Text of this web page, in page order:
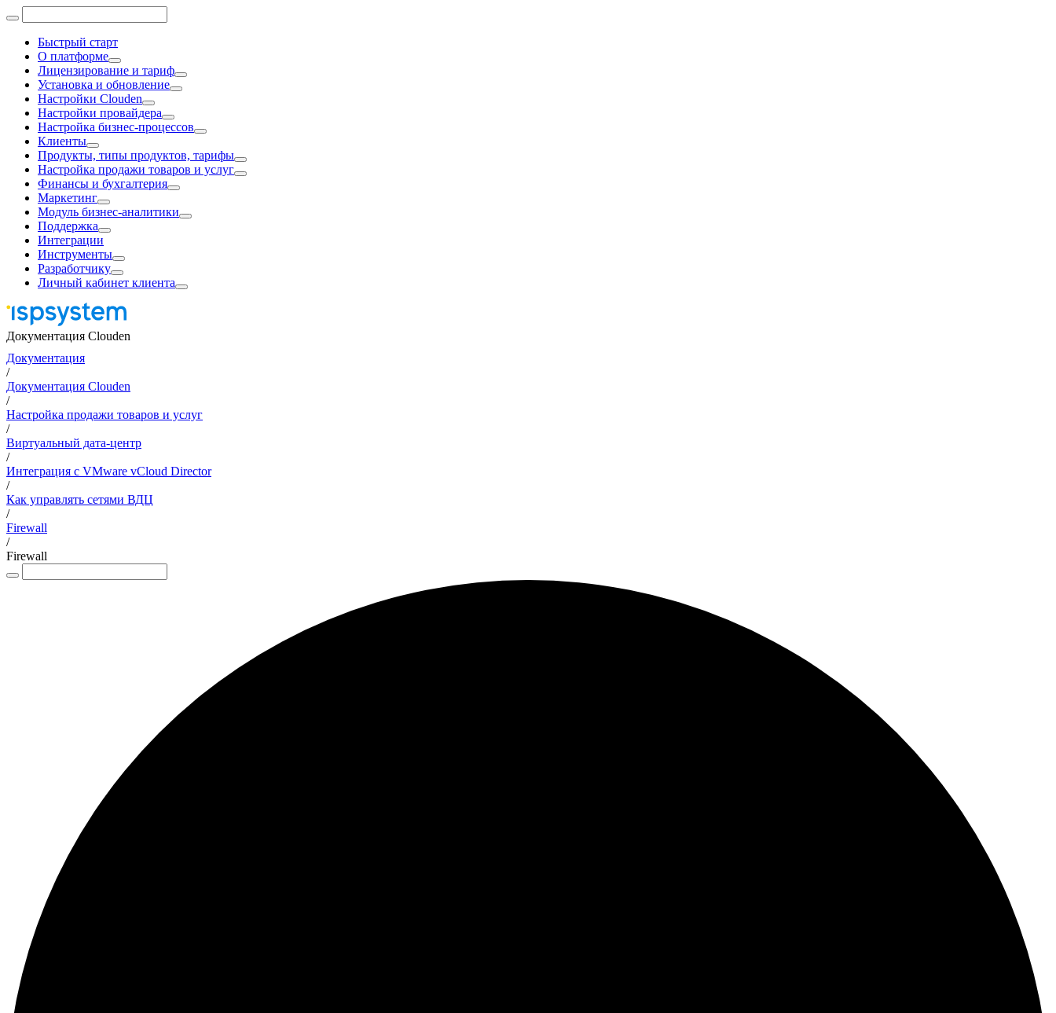
Быстрый старт
О платформе
Лицензирование и тариф
Установка и обновление
Настройки Clouden
Настройки провайдера
Настройка бизнес-процессов
Клиенты
Продукты, типы продуктов, тарифы
Настройка продажи товаров и услуг
Финансы и бухгалтерия
Маркетинг
Модуль бизнес-аналитики
Поддержка
Интеграции
Инструменты
Разработчику
Личный кабинет клиента
Документация Clouden
Документация
/
Документация Clouden
/
Настройка продажи товаров и услуг
/
Виртуальный дата-центр
/
Интеграция с VMware vCloud Director
/
Как управлять сетями ВДЦ
/
Firewall
/
Firewall